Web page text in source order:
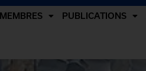
MEMBRES PUBLICATIONS